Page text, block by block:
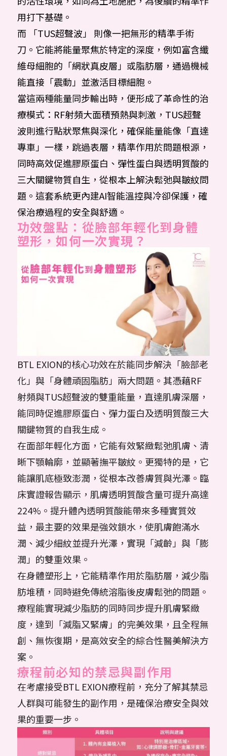
用打下基礎。
而 「TUS超聲波」 則像一把無形的精準手術
刀。它能將能量聚焦於特定的深度，例如富含纖
維母細胞的「網狀真皮層」或脂肪層，通過機械
能直接「震動」並激活目標細胞。
當這兩種能量同步輸出時，便形成了革命性的治
療模式：RF射頻大面積預熱與刺激，TUS超聲
波則進行點狀聚焦與深化，確保能量能像「直達
專車」一樣，跳過表層，精準作用於問題根源，
同時高效促進膠原蛋白、彈性蛋白與透明質酸的
三大關鍵物質自生，從根本上解決鬆弛與皺紋問
題。這套系統更內建AI智能溫控與冷卻保護，確
保治療過程的安全與舒適。
功效盤點：從臉部年輕化到身體
塑形，如何一次實現？
BTL EXION的核心功效在於能同步解決「臉部老
化」與「身體頑固脂肪」兩大問題。其憑藉RF
射頻與TUS超聲波的雙重能量，直達肌膚深層，
能同時促進膠原蛋白、彈力蛋白及透明質酸三大
關鍵物質的自我生成。
在面部年輕化方面，它能有效緊緻鬆弛肌膚、清
晰下顎輪廓，並顯著撫平皺紋。更獨特的是，它
能讓肌底極致澎潤，從根本改善膚質與光澤。臨
床實證報告顯示，肌膚透明質酸含量可提升高達
224%。提升體內透明質酸能帶來多種實質效
益，最主要的效果是強效鎖水，使肌膚飽滿水
潤、減少細紋並提升光澤，實現「減齡」與「膨
潤」的雙重效果。
在身體塑形上，它能精準作用於脂肪層，減少脂
肪堆積，同時避免傳統溶脂後皮膚鬆弛的問題。
療程能實現減少脂肪的同時同步提升肌膚緊緻
度，達到「減脂又緊膚」的完美效果，且全程無
創、無恢復期，是高效安全的綜合性醫美解決方
案。
療程前必知的禁忌與副作用
在考慮接受BTL EXION療程前，充分了解其禁忌
人群與可能發生的副作用，是確保治療安全與效
果的重要一步。